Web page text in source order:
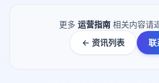
更多 运营指南 相关内容请
← 资讯列表
联